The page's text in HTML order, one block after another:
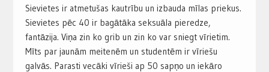
Sievietes ir atmetušas kautrību un izbauda mīlas priekus.
Sievietes pēc 40 ir bagātāka seksuāla pieredze,
fantāzija. Viņa zin ko grib un zin ko var sniegt vīrietim.
Mīts par jaunām meitenēm un studentēm ir vīriešu
galvās. Parasti vecāki vīrieši ap 50 sapņo un iekāro